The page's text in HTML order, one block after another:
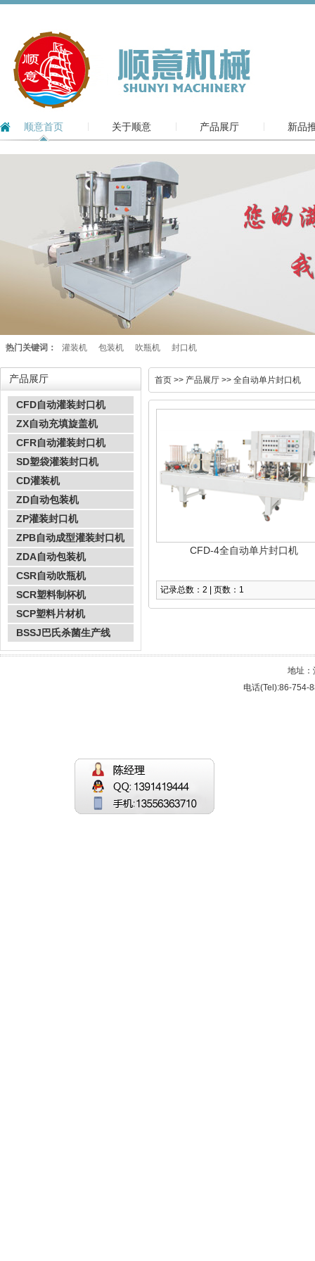
顺意首页 关于顺意 产品展厅 新品
热门关键词： 灌装机 包装机 吹瓶机 封口机
产品展厅
CFD自动灌装封口机
ZX自动充填旋盖机
CFR自动灌装封口机
SD塑袋灌装封口机
CD灌装机
ZD自动包装机
ZP灌装封口机
ZPB自动成型灌装封口机
ZDA自动包装机
CSR自动吹瓶机
SCR塑料制杯机
SCP塑料片材机
BSSJ巴氏杀菌生产线
首页 >> 产品展厅 >> 全自动单片封口机
CFD-4全自动单片封口机
记录总数：2 | 页数：1
地址：
电话(Tel):86-754-